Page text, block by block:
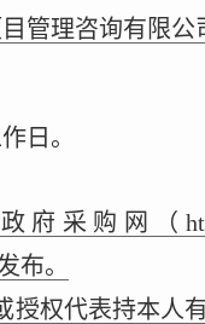
管理咨询有限
日。
采购网（
布。
授权代表持本人